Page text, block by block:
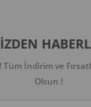
İndirim ve
Olsun !